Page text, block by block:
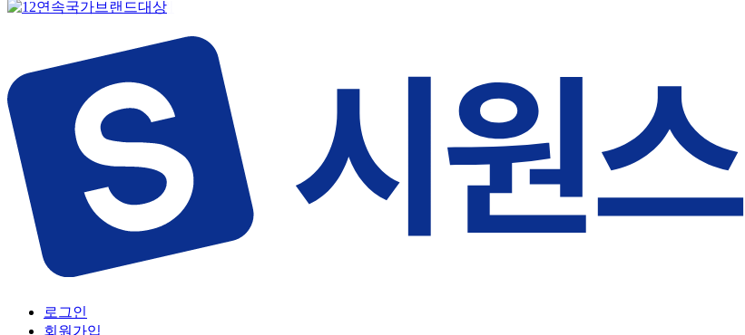
로그인
회원가입